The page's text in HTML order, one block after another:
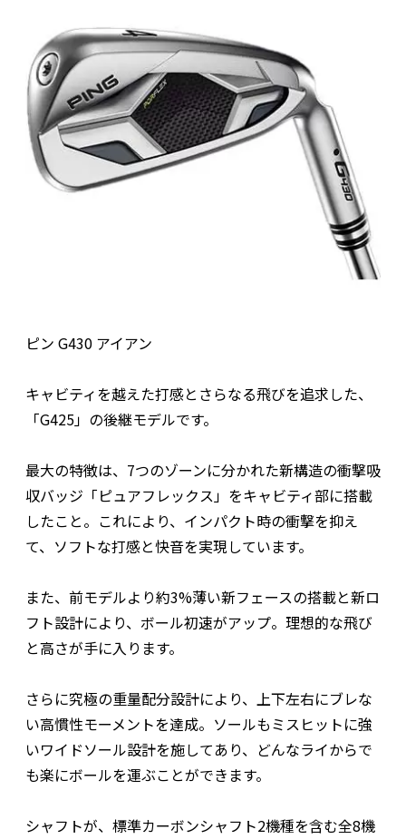
ピン G430 アイアン
キャビティを越えた打感とさらなる飛びを追求した、
「G425」の後継モデルです。
最大の特徴は、7つのゾーンに分かれた新構造の衝撃吸
収バッジ「ピュアフレックス」をキャビティ部に搭載
したこと。これにより、インパクト時の衝撃を抑え
て、ソフトな打感と快音を実現しています。
また、前モデルより約3%薄い新フェースの搭載と新ロ
フト設計により、ボール初速がアップ。理想的な飛び
と高さが手に入ります。
さらに究極の重量配分設計により、上下左右にブレな
い高慣性モーメントを達成。ソールもミスヒットに強
いワイドソール設計を施してあり、どんなライからで
も楽にボールを運ぶことができます。
シャフトが、標準カーボンシャフト2機種を含む全8機